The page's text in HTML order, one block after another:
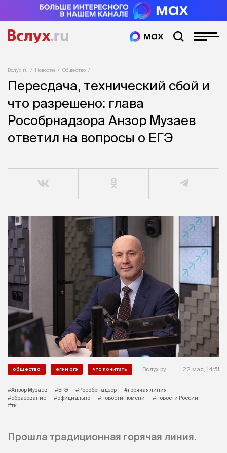
Вслух.ru Новости Общество
Пересдача, технический сбой и
что разрешено: глава
Рособрнадзора Анзор Музаев
ответил на вопросы о ЕГЭ
общество егэ и огэ что почитать Вслух.ру 22 мая, 14:51
#Анзор Музаев #ЕГЭ #Рособрнадзор
#горячая линия
#образование
#официально #новости Тюмени
#новости России
#тк
Прошла традиционная горячая линия.